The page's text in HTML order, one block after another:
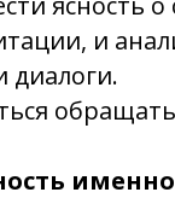
и
диалоги.